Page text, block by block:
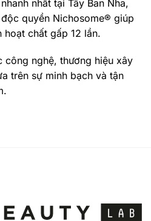
nhất tại Tây Ban Nha,
quyền Nichosome® giúp
hoạt chất gấp 12 lần.
công nghệ, thương hiệu xây
trên sự minh bạch và tận